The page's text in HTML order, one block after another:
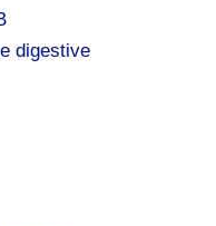
digestive